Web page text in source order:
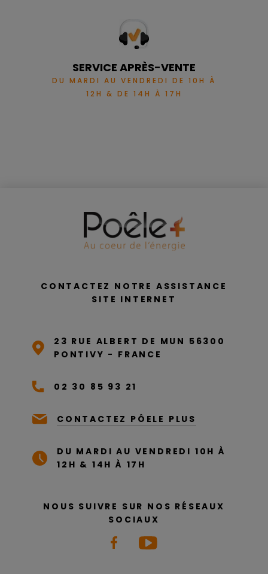
SERVICE APRÈS-VENTE
DU MARDI AU VENDREDI DE 10H À
12H & DE 14H À 17H
CONTACTEZ NOTRE ASSISTANCE
SITE INTERNET
23 RUE ALBERT DE MUN 56300
PONTIVY - FRANCE
02 30 85 93 21
CONTACTEZ PÔELE PLUS
DU MARDI AU VENDREDI 10H À
12H & 14H À 17H
NOUS SUIVRE SUR NOS RÉSEAUX
SOCIAUX